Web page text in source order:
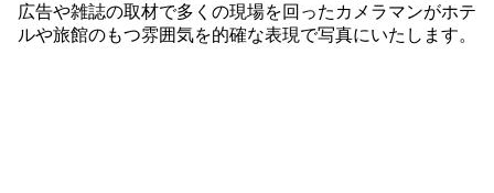
広告や雑誌の取材で多くの現場を回ったカメラマンがホテ
ルや旅館のもつ雰囲気を的確な表現で写真にいたします。